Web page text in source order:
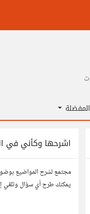
المفضلة
اشرحها وكأني في
مجتمع لشرح المواضيع
يمكنك طرح أي سؤال وتلقي
هو تبسيط المعلومات لتكون